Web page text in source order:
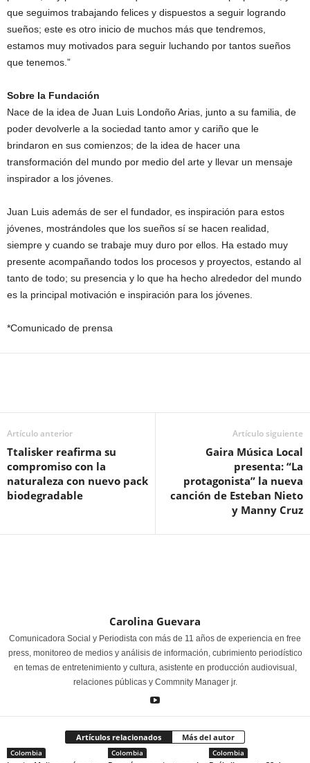
que seguimos trabajando felices y dispuestos a seguir logrando
sueños; este es otro inicio de muchos más que tendremos,
estamos muy motivados para seguir luchando por tantos sueños
que tenemos.”
Sobre la Fundación
Nace de la idea de Juan Luis Londoño Arias, junto a su familia, de
poder devolverle a la sociedad tanto amor y cariño que le
brindaron en sus comienzos; de la idea de hacer una
transformación del mundo por medio del arte y llevar un mensaje
inspirador a los jóvenes.
Juan Luis además de ser el fundador, es inspiración para estos
jóvenes, mostrándoles que los sueños sí se hacen realidad,
siempre y cuando se trabaje muy duro por ellos. Ha estado muy
presente acompañando todos los procesos y proyectos, estando al
tanto de todo; su presencia y lo que ha hecho alrededor del mundo
es la principal motivación e inspiración para los jóvenes.
*Comunicado de prensa
Artículo anterior
Ttalisker reafirma su
compromiso con la
naturaleza con nuevo pack
biodegradable
Artículo siguiente
Gaira Música Local
presenta: “La
protagonista” la nueva
canción de Esteban Nieto
y Manny Cruz
Carolina Guevara
Comunicadora Social y Periodista con más de 11 años de experiencia en free
press, monitoreo de medios y análisis de información, cubrimiento periodístico
en temas de entretenimiento y cultura, asistente en producción audiovisual,
relaciones públicas y Commnity Manager jr.
Artículos relacionados Más del autor
Colombia Colombia Colombia